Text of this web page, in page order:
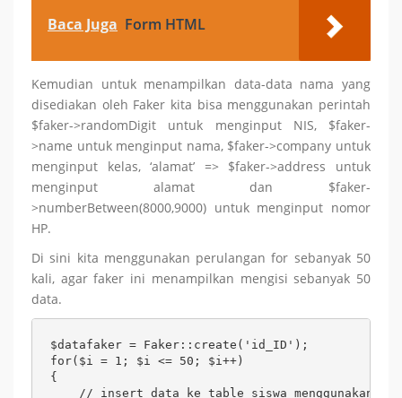
Baca Juga Form HTML
Kemudian untuk menampilkan data-data nama yang
disediakan oleh Faker kita bisa menggunakan perintah
$faker->randomDigit untuk menginput NIS, $faker-
>name untuk menginput nama, $faker->company untuk
menginput kelas, ‘alamat’ => $faker->address untuk
menginput alamat dan $faker-
>numberBetween(8000,9000) untuk menginput nomor
HP.
Di sini kita menggunakan perulangan for sebanyak 50
kali, agar faker ini menampilkan mengisi sebanyak 50
data.
$datafaker = Faker::create('id_ID');
for($i = 1; $i <= 50; $i++)
{
// insert data ke table siswa menggunakan